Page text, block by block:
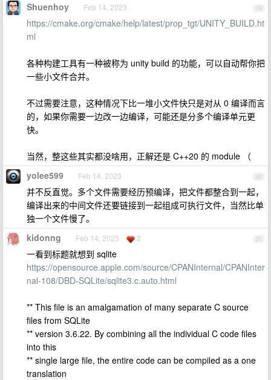
19
Shuenhoy Feb 14, 2023
https://cmake.org/cmake/help/latest/prop_tgt/UNITY_BUILD.ht
ml
各种构建工具有一种被称为 unity build 的功能，可以自动帮你把
一些小文件合并。
不过需要注意，这种情况下比一堆小文件快只是对从 0 编译而言
的，如果你需要一边改一边编译，可能还是分多个编译单元更
快。
当然，整这些其实都没啥用，正解还是 C++20 的 module （
20
yolee599 Feb 14, 2023
并不反直觉。多个文件需要经历预编译，把文件都整合到一起，
编译出来的中间文件还要链接到一起组成可执行文件，当然比单
独一个文件慢了。
21
kidonng Feb 14, 2023 2
一看到标题就想到 sqlite
https://opensource.apple.com/source/CPANInternal/CPANInter
nal-108/DBD-SQLite/sqlite3.c.auto.html
** This file is an amalgamation of many separate C source
files from SQLite
** version 3.6.22. By combining all the individual C code files
into this
** single large file, the entire code can be compiled as a one
translation